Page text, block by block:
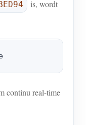
is, wordt
continu real-time